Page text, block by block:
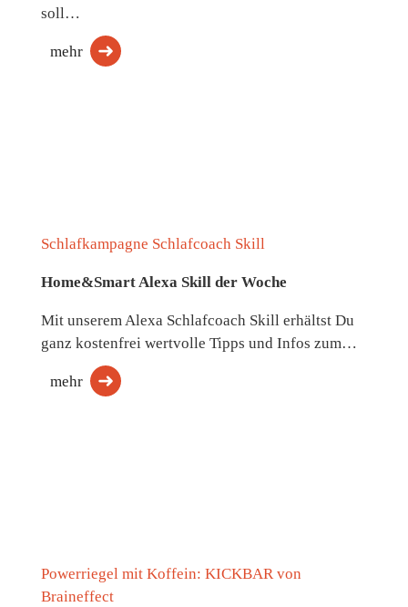
soll…
mehr
Schlafkampagne Schlafcoach Skill
Home&Smart Alexa Skill der Woche
Mit unserem Alexa Schlafcoach Skill erhältst Du
ganz kostenfrei wertvolle Tipps und Infos zum…
mehr
Powerriegel mit Koffein: KICKBAR von
Braineffect